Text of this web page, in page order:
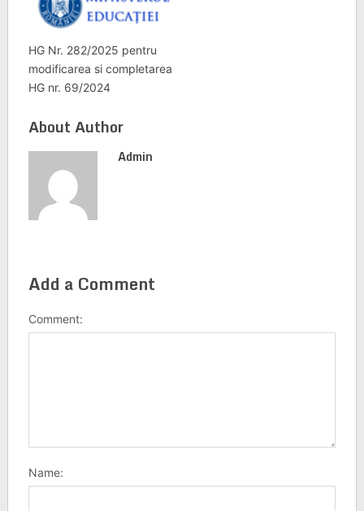
HG Nr. 282/2025 pentru
modificarea si completarea
HG nr. 69/2024
About Author
Admin
Add a Comment
Comment:
Name: